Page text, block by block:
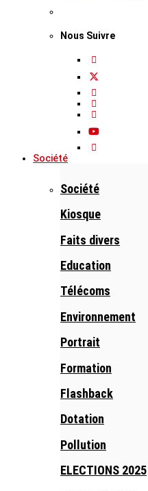
Nous Suivre
Société
Société
Kiosque
Faits divers
Education
Télécoms
Environnement
Portrait
Formation
Flashback
Dotation
Pollution
ELECTIONS 2025